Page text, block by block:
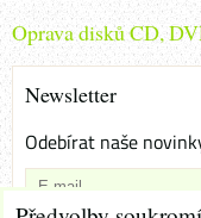
Oprava disků CD,
Newsletter
Odebírat naše